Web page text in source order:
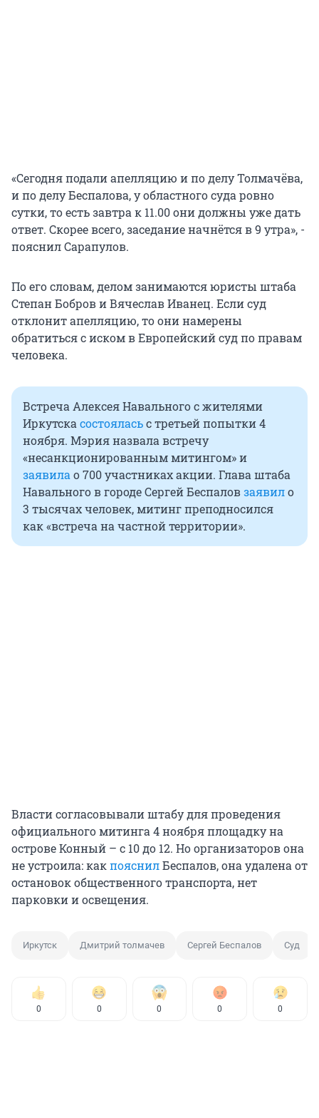
«Сегодня подали апелляцию и по делу Толмачёва,
и по делу Беспалова, у областного суда ровно
сутки, то есть завтра к 11.00 они должны уже дать
ответ. Скорее всего, заседание начнётся в 9 утра», -
пояснил Сарапулов.
По его словам, делом занимаются юристы штаба
Степан Бобров и Вячеслав Иванец. Если суд
отклонит апелляцию, то они намерены
обратиться с иском в Европейский суд по правам
человека.
Встреча Алексея Навального с жителями
Иркутска состояласьс третьей попытки 4
ноября. Мэрия назвала встречу
«несанкционированным митингом» и
заявила о 700 участниках акции. Глава штаба
Навального в городе Сергей Беспаловзаявило
3 тысячах человек, митинг преподносился
как «встреча на частной территории».
Власти согласовывали штабу для проведения
официального митинга 4 ноября площадку на
острове Конный – с 10 до 12. Но организаторов она
не устроила: какпояснилБеспалов, она удалена от
остановок общественного транспорта, нет
парковки и освещения.
Иркутск Дмитрий толмачев Сергей Беспалов Суд
0 0 0 0 0